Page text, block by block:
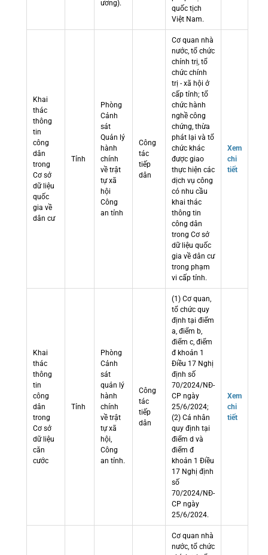
ương).
quốc tịch
Việt Nam.
Khai
thác
thông
tin
công
dân
trong
Cơ sở
dữ liệu
quốc
gia về
dân cư
Tỉnh
Phòng
Cảnh
sát
Quản lý
hành
chính
về trật
tự xã
hội
Công
an tỉnh
Công
tác
tiếp
dân
Cơ quan nhà
nước, tổ chức
chính trị, tổ
chức chính
trị - xã hội ở
cấp tỉnh; tổ
chức hành
nghề công
chứng, thừa
phát lại và tổ
chức khác
được giao
thực hiện các
dịch vụ công
có nhu cầu
khai thác
thông tin
công dân
trong Cơ sở
dữ liệu quốc
gia về dân cư
trong phạm
vi cấp tỉnh.
Xem
chi
tiết
Khai
thác
thông
tin
công
dân
trong
Cơ sở
dữ liệu
căn
cước
Tỉnh
Phòng
Cảnh
sát
quản lý
hành
chính
về trật
tự xã
hội,
Công
an tỉnh.
Công
tác
tiếp
dân
(1) Cơ quan,
tổ chức quy
định tại điểm
a, điểm b,
điểm c, điểm
đ khoản 1
Điều 17 Nghị
định số
70/2024/NĐ-
CP ngày
25/6/2024;
(2) Cá nhân
quy định tại
điểm d và
điểm đ
khoản 1 Điều
17 Nghị định
số
70/2024/NĐ-
CP ngày
25/6/2024.
Xem
chi
tiết
Cơ quan nhà
nước, tổ chức